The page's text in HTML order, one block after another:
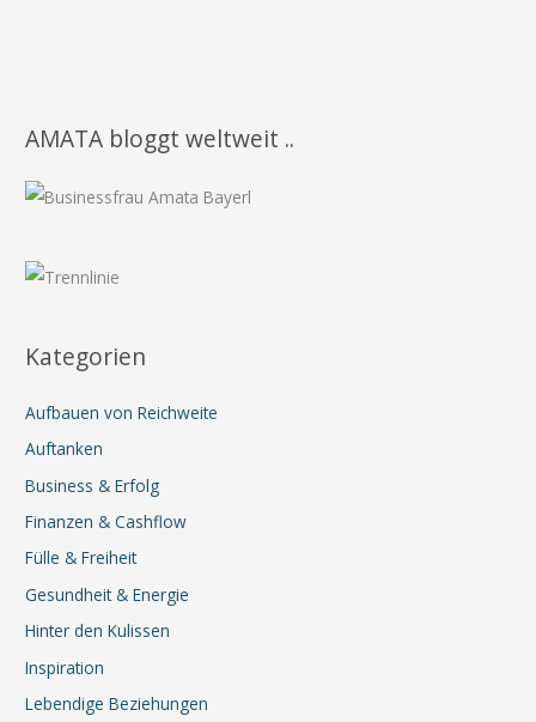
Menschen
Möglichkeiten
und
zu
AMATA bloggt weltweit ..
Kategorien
Aufbauen von Reichweite
Auftanken
Business & Erfolg
Finanzen & Cashflow
Fülle & Freiheit
Gesundheit & Energie
Hinter den Kulissen
Inspiration
Lebendige Beziehungen